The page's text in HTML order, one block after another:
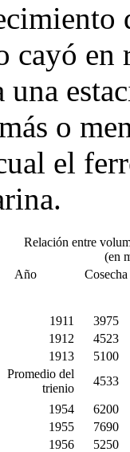
cayó en
una
o
el
Relación entre
(en
Año
Cosecha
1911
3975
1912
4523
1913
5100
Promedio del
trienio
4533
1954
6200
1955
7690
1956
5250